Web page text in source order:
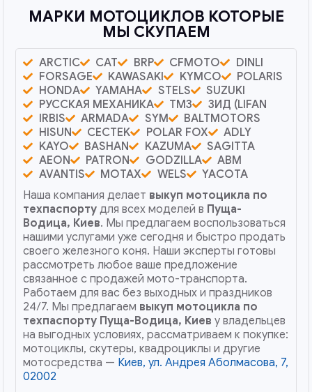
МАРКИ МОТОЦИКЛОВ КОТОРЫЕ
МЫ СКУПАЕМ
ARCTIC CAT BRP CFMOTO
DINLI
FORSAGE
KAWASAKI KYMCO
POLARIS
HONDA
YAMAHA STELS
SUZUKI
РУССКАЯ МЕХАНИКА
ТМЗ
ЗИД (LIFAN
IRBIS
ARMADA SYM
BALTMOTORS
HISUN
CECTEK POLAR FOX
ADLY
KAYO
BASHAN KAZUMA
SAGITTA
AEON
PATRON GODZILLA
ABM
AVANTIS
MOTAX WELS
YACOTA
Наша компания делает выкуп мотоцикла по
техпаспорту для всех моделей в Пуща-
Водица, Киев. Мы предлагаем воспользоваться
нашими услугами уже сегодня и быстро продать
своего железного коня. Наши эксперты готовы
рассмотреть любое ваше предложение
связанное с продажей мото-транспорта.
Работаем для вас без выходных и праздников
24/7. Мы предлагаем выкуп мотоцикла по
техпаспорту Пуща-Водица, Киеву владельцев
на выгодных условиях, рассматриваем к покупке:
мотоциклы, скутеры, квадроциклы и другие
мотосредства — Киев, ул. Андрея Аболмасова, 7,
02002